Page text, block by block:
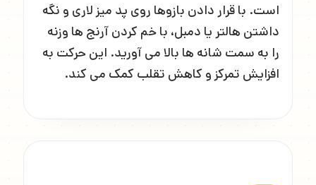
است. با قرار دادن بازوها روی پد میز لاری و نگه
داشتن هالتر یا دمبل، با خم کردن آرنج ها وزنه
را به سمت شانه ها بالا می آورید. این حرکت به
افزایش تمرکز و کاهش تقلب کمک می کند.